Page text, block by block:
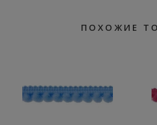
ПОХОЖИЕ